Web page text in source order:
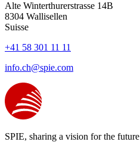
Alte Winterthurerstrasse 14B
8304 Wallisellen
Suisse
+41 58 301 11 11
info.ch@spie.com
SPIE, sharing a vision for the future